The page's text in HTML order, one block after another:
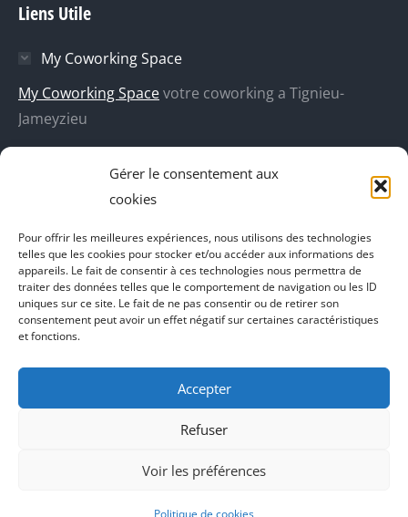
Gérer le consentement aux
cookies
Pour offrir les meilleures expériences, nous utilisons des technologies
telles que les cookies pour stocker et/ou accéder aux informations des
appareils. Le fait de consentir à ces technologies nous permettra de
traiter des données telles que le comportement de navigation ou les ID
uniques sur ce site. Le fait de ne pas consentir ou de retirer son
consentement peut avoir un effet négatif sur certaines caractéristiques
et fonctions.
Accepter
Refuser
Voir les préférences
Politique de cookies
Facebook
dans
une
nouvelle
X
dans
une
nouvelle
Dribble
dans
une
nouvelle
dans
une
Liens Utile
My Coworking Space
My Coworking Spacevotre coworking a Tignieu-
Jameyzieu
Agence de communication Akinai
Vecteur de croissance
L'instant Ki
Il parlent de vous